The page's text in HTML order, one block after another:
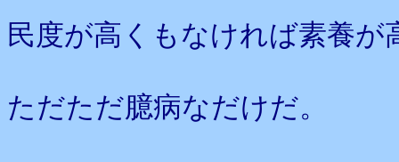
民度が高くもなければ素養
ただただ臆病なだけだ。